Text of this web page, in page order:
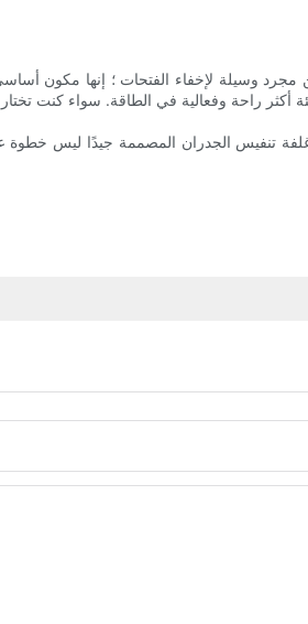
مجرد وسيلة لإخفاء الفتحات ؛ إنها مكون
أكثر راحة وفعالية في الطاقة. سواء كنت
تنفيس الجدران المصممة جيدًا ليس خطوة